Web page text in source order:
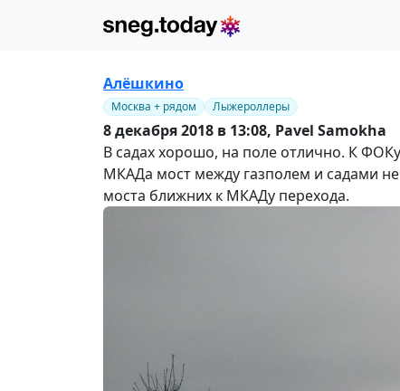
Алёшкино
Москва + рядом Лыжероллеры
8 декабря 2018 в 13:08, Pavel Samokha
В садах хорошо, на поле отлично. К
МКАДа мост между газполем и садами
моста ближних к МКАДу перехода.